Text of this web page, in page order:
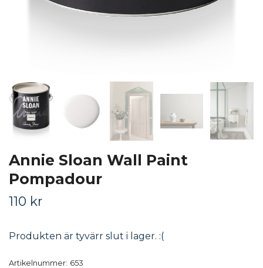
Annie Sloan Wall Paint
Pompadour
110 kr
Produkten är tyvärr slut i lager. :(
Artikelnummer: 653